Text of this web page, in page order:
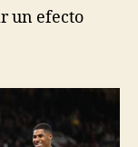
un efecto